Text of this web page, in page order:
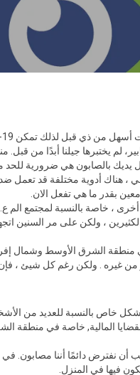
لم يختبرها جيلنا أبدًا من
يديك بالصابون هي ضرورية
بقدر ما هي تفعل الان.
، خاصة بالنسبة لمجتمع الم ع.
منطقة الشرق الأوسط وشمال
غيره . ولكن رغم كل شيئ ، فإن
خاص بالنسبة للعديد من
المالية, خاصة في منطقة
أن نفترض دائمًا أننا مصابون.
فيها في المنزل.